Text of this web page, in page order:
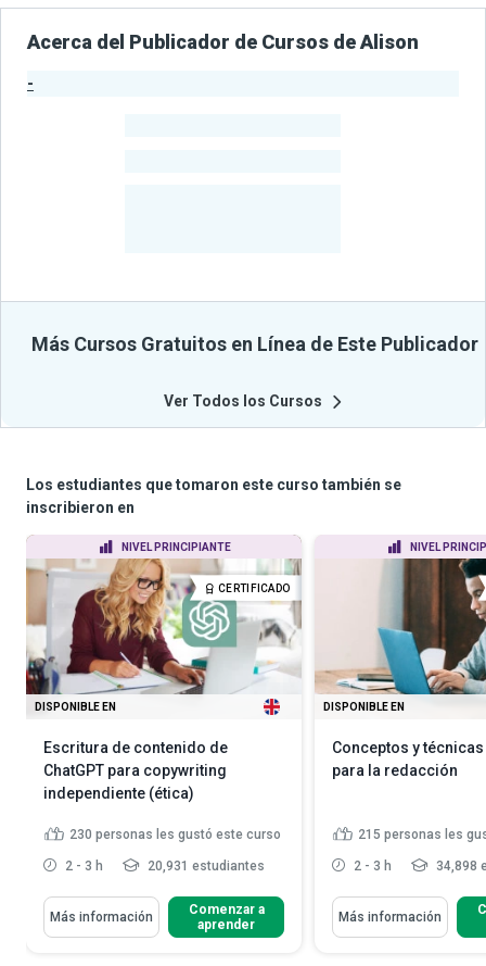
Acerca del Publicador de Cursos de Alison
-
Más Cursos Gratuitos en Línea de Este Publicador
Ver Todos los Cursos
Los estudiantes que tomaron este curso también se
inscribieron en
NIVEL PRINCIPIANTE
CERTIFICADO
DISPONIBLE EN
Escritura de contenido de
ChatGPT para copywriting
independiente (ética)
230 personas les gustó este curso
2 - 3 h 20,931 estudiantes
Más información
Comenzar a
aprender
NIVEL
DISPONIBLE EN
Conceptos y
para la redacción
215 personas les
2 - 3 h 34,898
Más información